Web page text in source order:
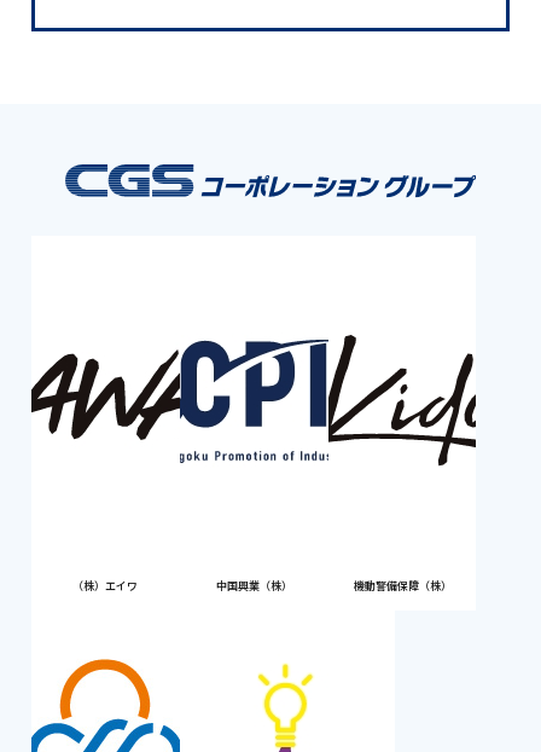
（株）エイワ 中国興業（株） 機動警備保障（株）